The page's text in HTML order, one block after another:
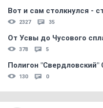
Вот и сам столкнулся -
2327 35
От Усвы до Чусового
378 5
Полигон "Свердловский"
130 0